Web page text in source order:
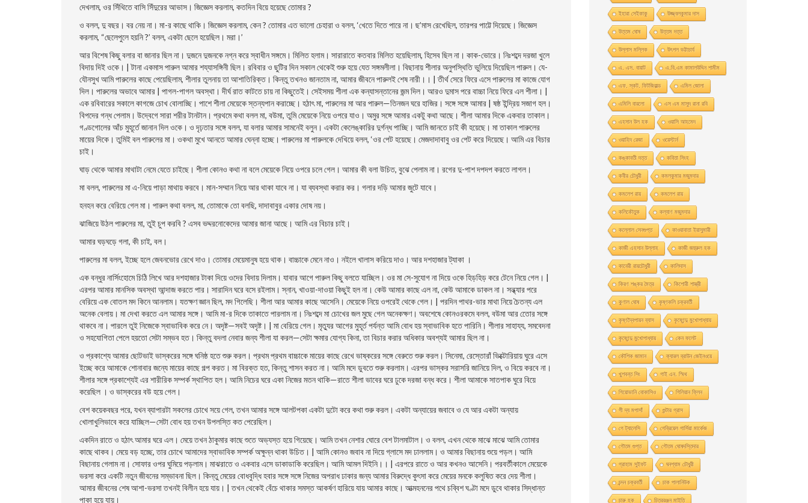
দেখলাম, ওর সিঁথিতে বাসি সিঁদুরের আভাস। জিজ্ঞেস করলাম, কতদিন বিয়ে হয়েছে তােমার ?
ও বলল, দু বছর। বর নেয় না। মা-র কাছে থাকি। জিজ্ঞেস করলাম, কেন ? তােমার এত ভালাে চেহারা ও বলল, ‘খেতে দিতে পারে না। ছ’মাস রেখেছিল, তারপর পাট্টে দিয়েছে। জিজ্ঞেস
করলাম, “ছেলেপুলে হয়নি ?’ বলল, একটা ছেলে হয়েছিল। মরা।’
আর বিশেষ কিছু বলার বা জানার ছিল না। দুজনে দুজনকে নগ্ন করে স্বাধীন সঙ্গমে। মিলিত হলাম। সারারাতে কতবার মিলিত হয়েছিলাম, হিসেব ছিল না। কাক-ভােরে। নিঃশব্দে দরজা খুলে
বিদায় দিই ওকে। | টানা একমাস পারুল আমার শয্যাসঙ্গিনী ছিল। রবিবার ও ছুটির দিন সকাল থেকেই শুরু হয়ে যেত সঙ্গমলীলা। বিছানায় শীলার অনুপস্থিতি ভুলিয়ে দিয়েছিল পারুল। যে-
যৌনসুখ আমি পারুলের কাছে পেয়েছিলাম, শীলার তুলনায় তা আশাতিরিক্ত। কিন্তু তখনও জানতাম না, আমার জীবনে পারুলই শেষ নারী।। | তীর্থ সেরে ফিরে এসে পারুলের মা কাজে যােগ
দিল। পারুলের অভাবে আমার | পাগল-পাগল অবস্থা। দীর্ঘ রাত কাটতে চায় না কিছুতেই। সেইসময় শীলা এক কন্যাসন্তানের জন্ম দিল। আরও দুমাস পরে বাচ্চা নিয়ে ফিরে এল শীলা। |
এক রবিবারের সকালে কাগজে চোখ বােলাচ্ছি। পাশে শীলা মেয়েকে স্তন্যপান করাচ্ছে। হঠাৎ মা, পারুলের মা আর পারুল—তিনজন ঘরে হাজির। সঙ্গে সঙ্গে আমার | ষষ্ঠ ইন্দ্রিয় সজাগ হল।
বিপদের গন্ধ পেলাম। উদ্বেগে সারা শরীর টানটান। প্রথমে কথা বলল মা, বউমা, তুমি মেয়েকে নিয়ে ওপরে যাও। অমুর সঙ্গে আমার একটু কথা আছে। শীলা আমার দিকে একবার তাকাল।
গণ্ডগােলের আঁচ মুহূর্তে জানান দিল ওকে। ওদৃঢ়তার সঙ্গে বলল, যা বলার আমার সামনেই বলুন। একটা কেলেঙ্কারির দুর্গন্ধ পাচ্ছি। আমি জানতে চাই কী হয়েছে। মা তাকাল পারুলের
মায়ের দিকে। তুমিই বল পারুলের মা। ওকথা মুখে আনতে আমার ঘেন্না হচ্ছে। পারুলের মা পারুলকে দেখিয়ে বলল, ‘ওর পেট হয়েছে। মেজদাদাবাবু ওর পেট করে দিয়েছে। আমি এর বিচার
চাই।
ঘাড় থেকে আমার মাথাটা নেমে যেতে চাইছে। শীলা কোনও কথা না বলে মেয়েকে নিয়ে ওপরে চলে গেল। আমার কী বলা উচিত, বুঝে পেলাম না। রগের দু-পাশ দপদপ করতে লাগল।
মা বলল, পারুলের মা এ-নিয়ে পাড়া মাথায় করবে। মান-সম্মান নিয়ে আর থাকা যাবে না। যা ব্যবস্থা করার কর। গলার দড়ি আমার জুটে যাবে।
হনহন করে বেরিয়ে গেল মা। পারুল কথা বলল, মা, তােমাকে তাে বলছি, দাদাবাবুর একার দোষ নয়।
ঝাজিয়ে উঠল পারুলের মা, তুই চুপ করবি ? এসব ভদ্দরনােকেদের আমার জানা আছে। আমি এর বিচার চাই।
আমার ঘড়ঘড়ে গলা, কী চাই, বল।
পারুলের মা বলল, ইচ্ছে হলে জেবনভাের রেখে দাও। তােমার মেয়েমানুষ হয়ে থাক। বাচ্চাকে মেনে নাও। নইলে খালাস করিয়ে দাও। আর দশহাজার ট্যাকা ।
এক বন্ধুর নার্সিংহােমে চিঠি লিখে আর দশহাজার টাকা দিয়ে ওদের বিদায় দিলাম। যাবার আগে পারুল কিছু বলতে যাচ্ছিল। ওর মা সে-সুযােগ না দিয়ে ওকে হিড়হিড় করে টেনে নিয়ে গেল। |
এরপর আমার মানসিক অবস্থা আন্দাজ করতে পার। সারাদিন ঘরে বসে রইলাম। স্নান, খাওয়া-দাওয়া কিছুই হল না। কেউ আমার কাছে এল না, কেউ আমাকে ডাকল না। সন্ধ্যার পরে
বেরিয়ে এক বােতল মদ কিনে আনলাম। যতক্ষণ জ্ঞান ছিল, মদ গিলেছি। শীলা আর আমার কাছে আসেনি। মেয়েকে নিয়ে ওপরেই থেকে গেল। | পরদিন পাথর-ভার মাথা নিয়ে চৈতন্য এল
অনেক বেলায়। মা দেখা করতে এল আমার সঙ্গে। আমি মা-র দিকে তাকাতে পারলাম না। নিঃশব্দে মা চোখের জল মুছে গেল অনেকক্ষণ। অবশেষে কোনওরকমে বলল, বউমা আর তোের সঙ্গে
থাকবে না। পারলে তুই নিজেকে স্বাভাবিক করে নে। অদৃষ্ট—সবই অদৃষ্ট। | মা বেরিয়ে গেল। মৃত্যুর আগের মুহূর্ত পর্যন্ত আমি বােধ হয় স্বাভাবিক হতে পারিনি। শীলার সাহায্য, সমবেদনা
ও সহযােগিতা পেলে হয়তাে সেটা সম্ভব হত। কিন্তু বদলা নেবার জন্য শীলা যা করল—সেটা ক্ষমার যােগ্য কিনা, তা বিচার করার অধিকার অবশ্যই আমার ছিল না।
ও প্রকাশ্যে আমার ছােটভাই ভাস্করের সঙ্গে ঘনিষ্ঠ হতে শুরু করল। প্রথম প্রথম বাচ্চাকে মায়ের কাছে রেখে ভাষ্করের সঙ্গে বেরুতে শুরু করল। সিনেমা, রেস্তোরাঁ ভিক্টোরিয়ায় ঘুরে এসে
ইচ্ছে করে আমাকে শােনাবার জন্যে মায়ের কাছে গল্প করত। মা বিরক্ত হত, কিন্তু শাসন করত না। আমি মদে ডুবতে শুরু করলাম। এরপর ভাস্কর সরাসরি জানিয়ে দিল, ও বিয়ে করবে না।
শীলার সঙ্গে প্রকাশ্যেই এর শারীরিক সম্পর্ক স্থাপিত হল। আমি নিচের ঘরে একা নিজের মতন থাকি—রাতে শীলা ভাবের ঘরে ঢুকে দরজা বন্ধ করে। শীলা আমাকে সাতপাক ঘুরে বিয়ে
করেছিল । ও ভাস্করের বউ হয়ে গেল।
বেশ কয়েকবছর পরে, যখন ব্যাপারটা সকলের চোখে সয়ে গেল, তখন আমার সঙ্গে আলটপকা একটা দুটো করে কথা শুরু করল। একটা অন্যায়ের জবাবে ও যে আর একটা অন্যায়
খােলাখুলিভাবে করে যাচ্ছিল—সেটা বােধ হয় তখন উপলস্তি কত পেরেছিল।
একদিন রাতে ও হঠাৎ আমার ঘরে এল। মেয়ে তখন ঠাকুমার কাছে শুতে অভ্যস্ত হয়ে গিয়েছে। আমি তখন নেশার ঘােরে বেশ টালমাটাল। ও বলল, এখন থেকে মাঝে মাঝে আমি তােমার
কাছে থাকব। মেয়ে বড় হচ্ছে, তার চোখে আমাদের স্বাভাবিক সম্পর্ক অক্ষুন্ন থাকা উচিত। | আমি কোনও জবাব না দিয়ে গ্লাসে মদ ঢাললাম। ও আমার বিছানায় শুয়ে পড়ল। আমি
বিছানায় গেলাম না। সােফার ওপর ঘুমিয়ে পড়লাম। মাঝরাতে ও একবার এসে ডাকাডাকি করেছিল। আমি আমল দিইনি।। | এরপরে রাতে ও আর কখনও আসেনি। পরবর্তীকালে মেয়েকে
ভরসা করে একটি নতুন জীবনের সম্ভাবনা ছিল। কিন্তু মেয়ের বােধবুদ্ধি হবার সঙ্গে সঙ্গে নিজের অপরাধ ঢাকার জন্য আমার বিরুদ্ধে কুৎসা করে মেয়ের মনকে কলুষিত করে দেয় শীলা।
আমার জীবনের শেষ আশা-ভরসা তখনই বিলীন হয়ে যায়। | তখন থেকেই বেঁচে থাকার সমস্ত আকর্ষণ হারিয়ে যায় আমার কাছে। আত্মহননের পথে চব্বিশ ঘণ্টা মদে ডুবে থাকার সিদ্ধান্ত
পাকা হয়ে যায়।
ইহারা সেইকাকু উজ্জ্বলকুমার দাস
উত্তম ঘােষ উত্তম দত্ত
উল্লাস মল্লিক উৎপল ভট্টাচার্য
এ. এস. বায়াট এ.বি.এম কামালউদ্দিন শামীম
এফ. স্কট. ফিটজিরাল্ড এমিল জোলা
এমিলি বারলো এস এম মাসুদ রানা রবি
এহসান উল হক ওয়াসি আহমেদ
ওয়াহিদ রেজা ওয়েস্টার্ন
কঙ্কাবতী দত্ত কবিতা সিংহ
কবীর চৌধুরী কমলকুমার মজুমদার
কমলেশ রায় কমলেশ রায়
কলিকৌতুক কল্যাণ মজুমদার
কল্লোল সেনগুপ্ত কাওয়াবাতা ইয়াসুমারী
কাজী এহসান উল্লাহ কাজী জহুরুল হক
কাবেরী রায়চৌধুরী কালিদাস
কিরণ শঙ্কর মৈত্র কিশোরী শাস্ত্রী
কুণাল ঘোষ কৃষ্ণকলি চক্রবর্তী
কৃষ্ণদ্বৈপায়ন ব্যাস কৃষ্ণেন্দু মুখােপাধ্যায়
কৃষ্ণেন্দু মুখোপাধ্যায় কেন ফলেট
কৌশিক জামান ক্যারল ব্রাউন জেইনওয়ে
খুশবন্ত সিং গাই এন. স্মিথ
গিয়ােভানি বােকাসিও গিলিয়ান ফ্লিন
গী দ্য মপাসাঁ গুন্টার গ্রাস
গে ট্যালেসি গেব্রিয়েল গার্সিয়া মার্কেজ
গৌতম গুপ্ত গৌতম ঘোষদস্তিদার
গ্রাহাম সুইফট ঘনশ্যাম চৌধুরী
চন্দন চক্রবর্তী চাক পালানিউক
চারু হক চিত্ররঞ্জন মাইতি